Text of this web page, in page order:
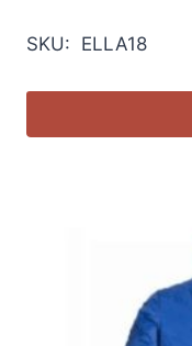
SKU: ELLA18